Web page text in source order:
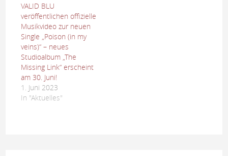
VALID BLU
veröffentlichen offizielle
Musikvideo zur neuen
Single „Poison (in my
veins)“ – neues
Studioalbum „The
Missing Link“ erscheint
am 30. Juni!
1. Juni 2023
In "Aktuelles"